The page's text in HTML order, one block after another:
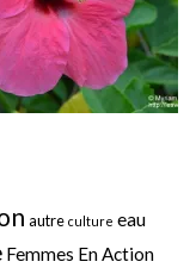
autre culture eau
Femmes En Action